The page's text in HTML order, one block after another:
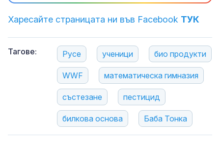
Харесайте страницата ни във Facebook ТУК
Тагове: Русе ученици био продукти
WWF математическа гимназия
състезане пестицид
билкова основа Баба Тонка